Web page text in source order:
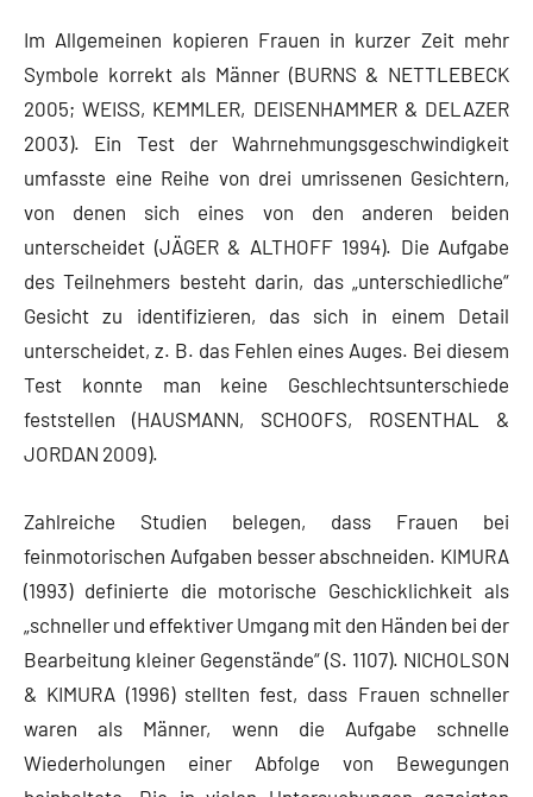
Im Allgemeinen kopieren Frauen in kurzer Zeit mehr
Symbole korrekt als Männer (BURNS & NETTLEBECK
2005; WEISS, KEMMLER, DEISENHAMMER & DELAZER
2003). Ein Test der Wahrnehmungsgeschwindigkeit
umfasste eine Reihe von drei umrissenen Gesichtern,
von denen sich eines von den anderen beiden
unterscheidet (JÄGER & ALTHOFF 1994). Die Aufgabe
des Teilnehmers besteht darin, das „unterschiedliche“
Gesicht zu identifizieren, das sich in einem Detail
unterscheidet, z. B. das Fehlen eines Auges. Bei diesem
Test konnte man keine Geschlechtsunterschiede
feststellen (HAUSMANN, SCHOOFS, ROSENTHAL &
JORDAN 2009).
Zahlreiche Studien belegen, dass Frauen bei
feinmotorischen Aufgaben besser abschneiden. KIMURA
(1993) definierte die motorische Geschicklichkeit als
„schneller und effektiver Umgang mit den Händen bei der
Bearbeitung kleiner Gegenstände“ (S. 1107). NICHOLSON
& KIMURA (1996) stellten fest, dass Frauen schneller
waren als Männer, wenn die Aufgabe schnelle
Wiederholungen einer Abfolge von Bewegungen